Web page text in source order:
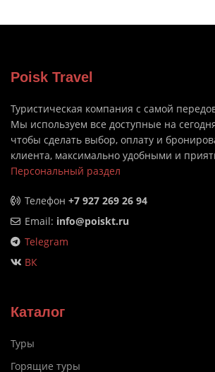
Poisk Travel
Туристическая компания с самой
Мы используем все доступные на
чтобы сделать выбор, оплату и
клиента, максимально удобными и
Персональный раздел
Телефон +7 927 269 26 94
Email: info@poiskt.ru
Telegram
ВК
Каталог
Туры
Горящие туры